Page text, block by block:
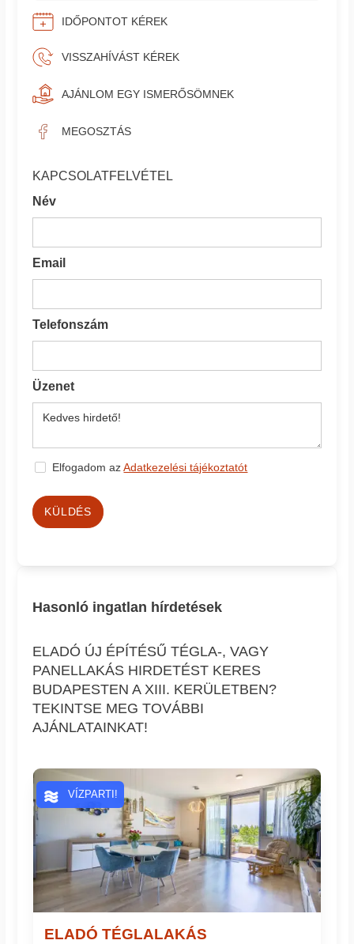
IDŐPONTOT KÉREK
VISSZAHÍVÁST KÉREK
AJÁNLOM EGY ISMERŐSÖMNEK
MEGOSZTÁS
KAPCSOLATFELVÉTEL
Név
Email
Telefonszám
Üzenet
Elfogadom azAdatkezelési tájékoztatót
KÜLDÉS
Hasonló ingatlan hírdetések
ELADÓ ÚJ ÉPÍTÉSŰ TÉGLA-, VAGY
PANELLAKÁS HIRDETÉST KERES
BUDAPESTEN A XIII. KERÜLETBEN?
TEKINTSE MEG TOVÁBBI
AJÁNLATAINKAT!
ELADÓ TÉGLALAKÁS
VÍZPARTI!